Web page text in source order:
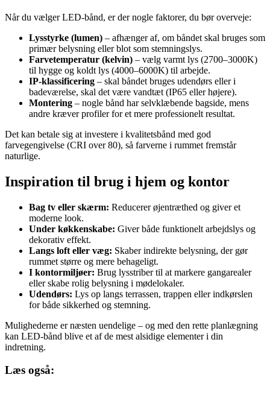
Når du vælger LED-bånd, er der nogle faktorer, du bør overveje:
Lysstyrke (lumen) – afhænger af, om båndet skal bruges som
primær belysning eller blot som stemningslys.
Farvetemperatur (kelvin) – vælg varmt lys (2700–3000K)
til hygge og koldt lys (4000–6000K) til arbejde.
IP-klassificering – skal båndet bruges udendørs eller i
badeværelse, skal det være vandtæt (IP65 eller højere).
Montering – nogle bånd har selvklæbende bagside, mens
andre kræver profiler for et mere professionelt resultat.
Det kan betale sig at investere i kvalitetsbånd med god
farvegengivelse (CRI over 80), så farverne i rummet fremstår
naturlige.
Inspiration til brug i hjem og kontor
Bag tv eller skærm: Reducerer øjentræthed og giver et
moderne look.
Under køkkenskabe: Giver både funktionelt arbejdslys og
dekorativ effekt.
Langs loft eller væg: Skaber indirekte belysning, der gør
rummet større og mere behageligt.
I kontormiljøer: Brug lysstriber til at markere gangarealer
eller skabe rolig belysning i mødelokaler.
Udendørs: Lys op langs terrassen, trappen eller indkørslen
for både sikkerhed og stemning.
Mulighederne er næsten uendelige – og med den rette planlægning
kan LED-bånd blive et af de mest alsidige elementer i din
indretning.
Læs også: